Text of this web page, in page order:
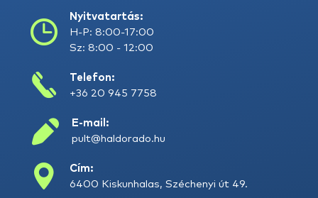
Nyitvatartás:
H-P: 8:00-17:00
Sz: 8:00 - 12:00
Telefon:
+36 20 945 7758
E-mail:
pult@haldorado.hu
Cím:
6400 Kiskunhalas, Széchenyi út 49.